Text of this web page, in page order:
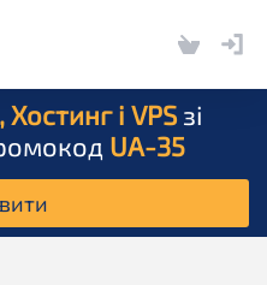
і VPS зі
UA-35